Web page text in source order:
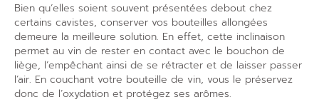
Bien qu’elles soient souvent présentées debout chez
certains cavistes, conserver vos bouteilles allongées
demeure la meilleure solution. En effet, cette inclinaison
permet au vin de rester en contact avec le bouchon de
liège, l’empêchant ainsi de se rétracter et de laisser passer
l’air. En couchant votre bouteille de vin, vous le préservez
donc de l’oxydation et protégez ses arômes.